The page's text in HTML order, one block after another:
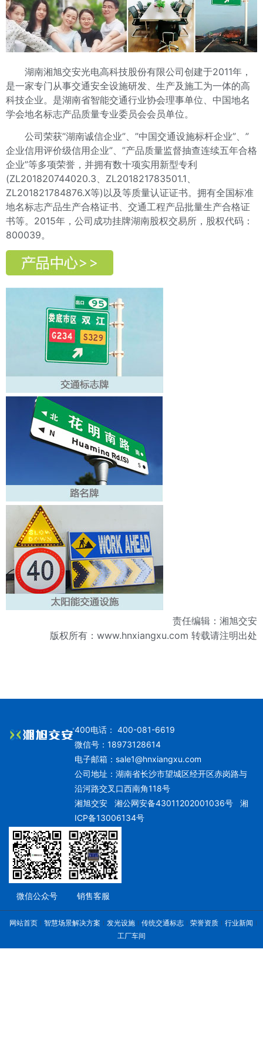
湖南湘旭交安光电高科技股份有限公司创建于2011年，
是一家专门从事交通安全设施研发、生产及施工为一体的高
科技企业。是湖南省智能交通行业协会理事单位、中国地名
学会地名标志产品质量专业委员会会员单位。
公司荣获”湖南诚信企业”、”中国交通设施标杆企业”、”
企业信用评价级信用企业”、”产品质量监督抽查连续五年合格
企业”等多项荣誉，并拥有数十项实用新型专利
(ZL201820744020.3、ZL201821783501.1、
ZL201821784876.X等)以及等质量认证证书。拥有全国标准
地名标志产品生产合格证书、交通工程产品批量生产合格证
书等。2015年，公司成功挂牌湖南股权交易所，股权代码：
800039。
责任编辑：湘旭交安
版权所有： www.hnxiangxu.com 转载请注明出处
400电话： 400-081-6619
微信号：18973128614
电子邮箱： sale1@hnxiangxu.com
公司地址：湖南省长沙市望城区经开区赤岗路与
沿河路交叉口西南角118号
湘旭交安湘公网安备43011202001036号
湘
ICP备13006134号
微信公众号 销售客服
网站首页 智慧场景解决方案 发光设施 传统交通标志 荣誉资质
行业新闻
工厂车间